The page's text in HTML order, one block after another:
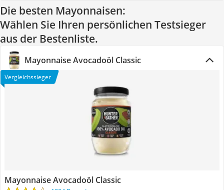
Die besten Mayonnaisen:
Wählen Sie Ihren persönlichen Testsieger
aus der Bestenliste.
Mayonnaise Avocadoöl Classic
Vergleichssieger
Mayonnaise Avocadoöl Classic